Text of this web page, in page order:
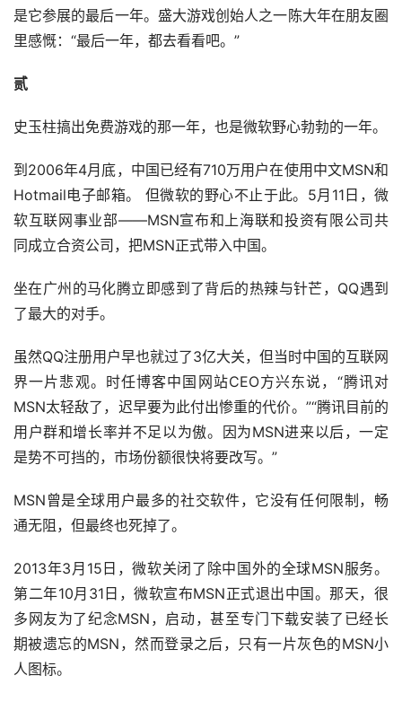
是它参展的最后一年。盛大游戏创始人之一陈大年在朋友圈
里感慨：“最后一年，都去看看吧。”
贰
史玉柱搞出免费游戏的那一年，也是微软野心勃勃的一年。
到2006年4月底，中国已经有710万用户在使用中文MSN和
Hotmail电子邮箱。 但微软的野心不止于此。5月11日，微
软互联网事业部——MSN宣布和上海联和投资有限公司共
同成立合资公司，把MSN正式带入中国。
坐在广州的马化腾立即感到了背后的热辣与针芒，QQ遇到
了最大的对手。
虽然QQ注册用户早也就过了3亿大关，但当时中国的互联网
界一片悲观。时任博客中国网站CEO方兴东说，“腾讯对
MSN太轻敌了，迟早要为此付出惨重的代价。”“腾讯目前的
用户群和增长率并不足以为傲。因为MSN进来以后，一定
是势不可挡的，市场份额很快将要改写。”
MSN曾是全球用户最多的社交软件，它没有任何限制，畅
通无阻，但最终也死掉了。
2013年3月15日，微软关闭了除中国外的全球MSN服务。
第二年10月31日，微软宣布MSN正式退出中国。那天，很
多网友为了纪念MSN，启动，甚至专门下载安装了已经长
期被遗忘的MSN，然而登录之后，只有一片灰色的MSN小
人图标。